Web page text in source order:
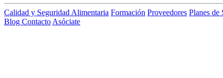
Calidad y Seguridad Alimentaria Formación Proveedores Planes de
Blog Contacto Asóciate